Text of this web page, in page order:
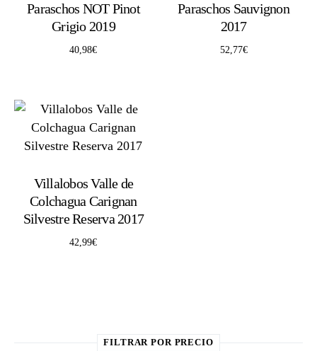
Paraschos NOT Pinot
Grigio 2019
40,98€
Paraschos Sauvignon
2017
52,77€
Villalobos Valle de
Colchagua Carignan
Silvestre Reserva 2017
42,99€
FILTRAR POR PRECIO